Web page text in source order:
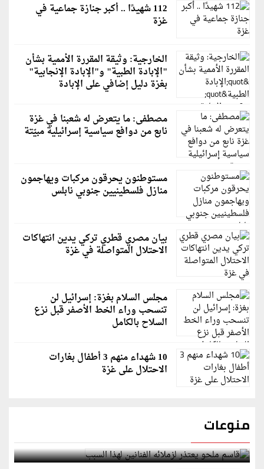
112 شهيدًا .. أكبر جنازة جماعية في
غزة
الخارجية: وثيقة المقررة الأممية بشأن
"الإبادة الطبية" و"الإبادة الإنجابية"
بغزة دليل إضافي على الإبادة
مصطفى: ما يتعرض له شعبنا في غزة
نابع من دوافع سياسية إسرائيلية مبيّتة
مستوطنون يحرقون مركبات ويهاجمون
منازل فلسطينيين جنوبي نابلس
بيان مصري قطري تركي يدين انتهاكات
الاحتلال المتواصلة في غزة
مجلس السلام بغزة: إسرائيل لن
تنسحب وراء الخط الأصفر قبل نزع
السلاح بالكامل
10 شهداء منهم 3 أطفال بغارات
الاحتلال على غزة
منوعات
قاسم ملحو يعتذر لزملائه الفنانين لهذا السبب